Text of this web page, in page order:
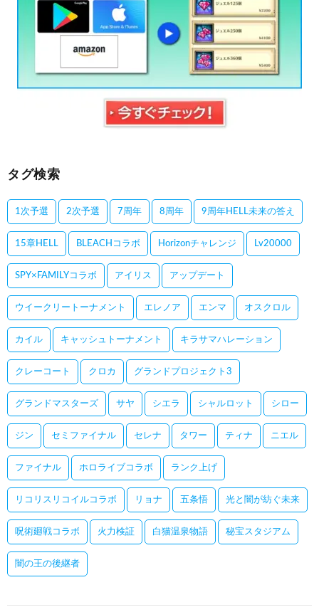
タグ検索
1次予選 2次予選 7周年 8周年 9周年HELL未来の答え
15章HELL BLEACHコラボ Horizonチャレンジ Lv20000
SPY×FAMILYコラボ アイリス アップデート
ウイークリートーナメント エレノア エンマ オスクロル
カイル キャッシュトーナメント キラサマハレーション
クレーコート クロカ グランドプロジェクト3
グランドマスターズ サヤ シエラ シャルロット シロー
ジン セミファイナル セレナ タワー ティナ ニエル
ファイナル ホロライブコラボ ランク上げ
リコリスリコイルコラボ リョナ 五条悟 光と闇が紡ぐ未来
呪術廻戦コラボ 火力検証 白猫温泉物語 秘宝スタジアム
闇の王の後継者